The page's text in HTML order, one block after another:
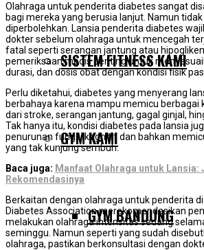
SISTEM FITNESS KAMI
GYM KAMI
GYM BANDUNG
Olahraga untuk penderita diabetes sangat
bagi mereka yang berusia lanjut. Namun
diperbolehkan. Lansia penderita diabetes
dokter sebelum olahraga untuk mencegah
fatal seperti serangan jantung atau
pemeriksaan medis penting untuk
durasi, dan dosis obat dengan kondisi fisik
Perlu diketahui, diabetes yang menyerang
berbahaya karena mampu memicu berbagai
dari stroke, serangan jantung, gagal ginjal,
Tak hanya itu, kondisi diabetes pada lansia
penurunan fungsi kognitif dan bahkan
yang tak kunjung sembuh.
Baca juga: Manfaat Olahraga untuk Lansia:
Rekomendasinya
Berkaitan dengan olahraga untuk penderita
Diabetes Association merekomendasikan
melakukan olahraga intensitas sedang
seminggu. Namun seperti yang sudah
olahraga, pastikan berkonsultasi dengan